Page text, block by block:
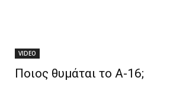
VIDEO
Ποιος θυμάται το A-16;